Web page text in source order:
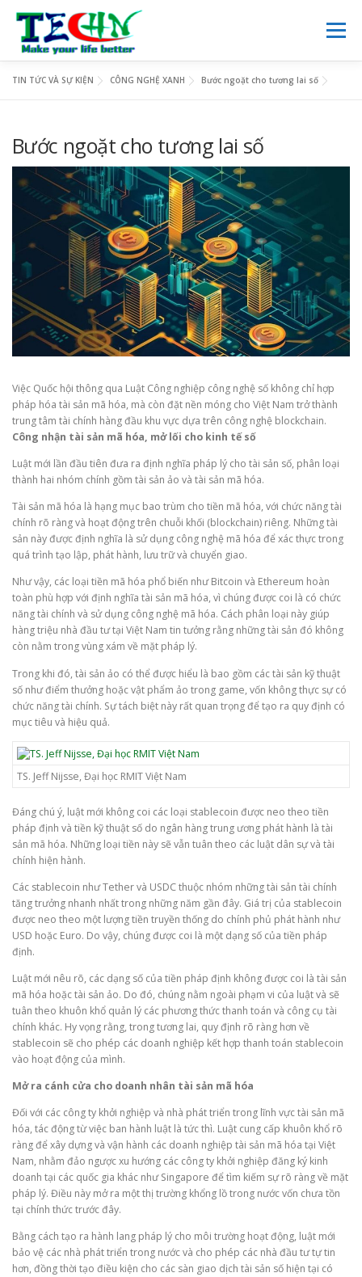
content
Menu
KINH DOANH TIN TỨC THƯ VIỆN SỐ
TIN TỨC VÀ SỰ KIỆN CÔNG NGHỆ XANH Bước ngoặt cho tương lai số
Bước ngoặt cho tương lai số
Việc Quốc hội thông qua Luật Công nghiệp công nghệ số không chỉ hợp
pháp hóa tài sản mã hóa, mà còn đặt nền móng cho Việt Nam trở thành
trung tâm tài chính hàng đầu khu vực dựa trên công nghệ blockchain.
Công nhận tài sản mã hóa, mở lối cho kinh tế số
Luật mới lần đầu tiên đưa ra định nghĩa pháp lý cho tài sản số, phân loại
thành hai nhóm chính gồm tài sản ảo và tài sản mã hóa.
Tài sản mã hóa là hạng mục bao trùm cho tiền mã hóa, với chức năng tài
chính rõ ràng và hoạt động trên chuỗi khối (blockchain) riêng. Những tài
sản này được định nghĩa là sử dụng công nghệ mã hóa để xác thực trong
quá trình tạo lập, phát hành, lưu trữ và chuyển giao.
Như vậy, các loại tiền mã hóa phổ biến như Bitcoin và Ethereum hoàn
toàn phù hợp với định nghĩa tài sản mã hóa, vì chúng được coi là có chức
năng tài chính và sử dụng công nghệ mã hóa. Cách phân loại này giúp
hàng triệu nhà đầu tư tại Việt Nam tin tưởng rằng những tài sản đó không
còn nằm trong vùng xám về mặt pháp lý.
Trong khi đó, tài sản ảo có thể được hiểu là bao gồm các tài sản kỹ thuật
số như điểm thưởng hoặc vật phẩm ảo trong game, vốn không thực sự có
chức năng tài chính. Sự tách biệt này rất quan trọng để tạo ra quy định có
mục tiêu và hiệu quả.
TS. Jeff Nijsse, Đại học RMIT Việt Nam
Đáng chú ý, luật mới không coi các loại stablecoin được neo theo tiền
pháp định và tiền kỹ thuật số do ngân hàng trung ương phát hành là tài
sản mã hóa. Những loại tiền này sẽ vẫn tuân theo các luật dân sự và tài
chính hiện hành.
Các stablecoin như Tether và USDC thuộc nhóm những tài sản tài chính
tăng trưởng nhanh nhất trong những năm gần đây. Giá trị của stablecoin
được neo theo một lượng tiền truyền thống do chính phủ phát hành như
USD hoặc Euro. Do vậy, chúng được coi là một dạng số của tiền pháp
định.
Luật mới nêu rõ, các dạng số của tiền pháp định không được coi là tài sản
mã hóa hoặc tài sản ảo. Do đó, chúng nằm ngoài phạm vi của luật và sẽ
tuân theo khuôn khổ quản lý các phương thức thanh toán và công cụ tài
chính khác. Hy vọng rằng, trong tương lai, quy định rõ ràng hơn về
stablecoin sẽ cho phép các doanh nghiệp kết hợp thanh toán stablecoin
vào hoạt động của mình.
Mở ra cánh cửa cho doanh nhân tài sản mã hóa
Đối với các công ty khởi nghiệp và nhà phát triển trong lĩnh vực tài sản mã
hóa, tác động từ việc ban hành luật là tức thì. Luật cung cấp khuôn khổ rõ
ràng để xây dựng và vận hành các doanh nghiệp tài sản mã hóa tại Việt
Nam, nhằm đảo ngược xu hướng các công ty khởi nghiệp đăng ký kinh
doanh tại các quốc gia khác như Singapore để tìm kiếm sự rõ ràng về mặt
pháp lý. Điều này mở ra một thị trường khổng lồ trong nước vốn chưa tồn
tại chính thức trước đây.
Bằng cách tạo ra hành lang pháp lý cho môi trường hoạt động, luật mới
bảo vệ các nhà phát triển trong nước và cho phép các nhà đầu tư tự tin
hơn, đồng thời tạo điều kiện cho các sàn giao dịch tài sản số hiện tại có